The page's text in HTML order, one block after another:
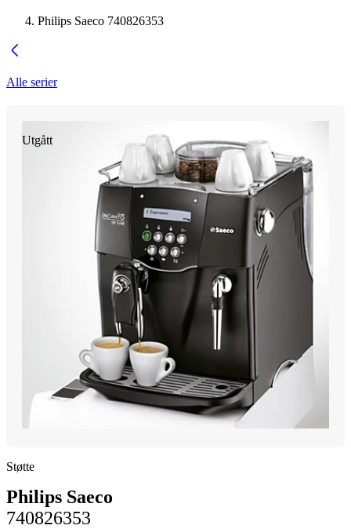
Philips Saeco 740826353
Alle serier
Utgått
Støtte
Philips Saeco
740826353